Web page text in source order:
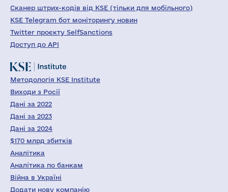
Сканер штрих-кодів від KSE (тільки для мобільного)
KSE Telegram бот моніторингу новин
Twitter проєкту SelfSanctions
Доступ до API
Методологія KSE Institute
Виходи з Росії
Дані за 2022
Дані за 2023
Дані за 2024
$170 млрд збитків
Аналітика
Аналітика по банкам
Війна в Україні
Додати нову компанію